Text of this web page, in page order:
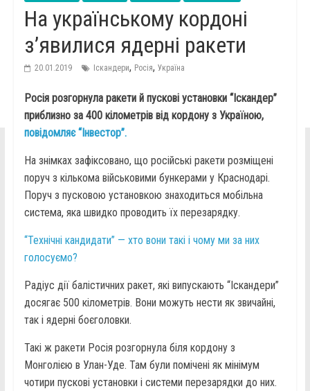
На українському кордоні
з’явилися ядерні ракети
20.01.2019 Іскандери, Росія, Україна
Росія розгорнула ракети й пускові установки “Іскандер”
приблизно за 400 кілометрів від кордону з Україною,
повідомляє “Інвестор”.
На знімках зафіксовано, що російські ракети розміщені
поруч з кількома військовими бункерами у Краснодарі.
Поруч з пусковою установкою знаходиться мобільна
система, яка швидко проводить їх перезарядку.
“Технічні кандидати” — хто вони такі і чому ми за них
голосуємо?
Радіус дії балістичних ракет, які випускають “Іскандери”
досягає 500 кілометрів. Вони можуть нести як звичайні,
так і ядерні боєголовки.
Такі ж ракети Росія розгорнула біля кордону з
Монголією в Улан-Уде. Там були помічені як мінімум
чотири пускові установки і системи перезарядки до них.